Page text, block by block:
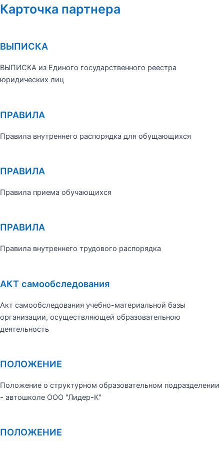
Карточка партнера
ВЫПИСКА
ВЫПИСКА из Единого государственного реестра
юридических лиц
ПРАВИЛА
Правила внутреннего распорядка для обущающихся
ПРАВИЛА
Правила приема обучающихся
ПРАВИЛА
Правила внутреннего трудового распорядка
АКТ самообследования
Акт самообследования учебно-материальной базы
организации, осуществляющей образовательною
деятельность
ПОЛОЖЕНИЕ
Положение о структурном образовательном подразделении
- автошколе ООО "Лидер-К"
ПОЛОЖЕНИЕ